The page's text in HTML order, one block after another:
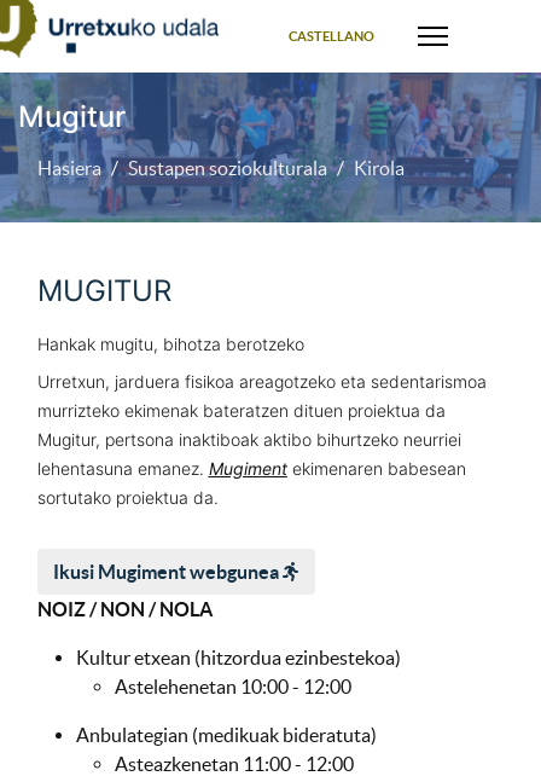
CASTELLANO
Mugitur
Hasiera Sustapen soziokulturala Kirola
MUGITUR
Hankak mugitu, bihotza berotzeko
Urretxun, jarduera fisikoa areagotzeko eta sedentarismoa
murrizteko ekimenak bateratzen dituen proiektua da
Mugitur, pertsona inaktiboak aktibo bihurtzeko neurriei
lehentasuna emanez. Mugimentekimenaren babesean
sortutako proiektua da.
Ikusi Mugiment webgunea
NOIZ / NON / NOLA
Kultur etxean (hitzordua ezinbestekoa)
Astelehenetan 10:00 - 12:00
Anbulategian (medikuak bideratuta)
Asteazkenetan 11:00 - 12:00